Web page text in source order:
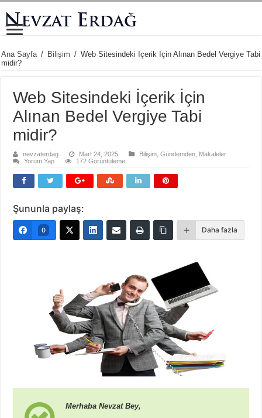
Ana Sayfa / Bilişim / Web Sitesindeki İçerik İçin Alınan Bedel Vergiye Tabi
midir?
Web Sitesindeki İçerik İçin
Alınan Bedel Vergiye Tabi
midir?
nevzaterdag Mart 24, 2025 Bilişim ,Gündemden Makaleler
Yorum Yap
172 Görüntüleme
Şununla paylaş:
0 Daha fazla
Merhaba Nevzat Bey,